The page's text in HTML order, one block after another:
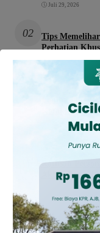
Juli 29, 2026
02
Tips
Perhatian
Lomba Line
Kotaku”
Desember 21, 2025
Ratusan
Akbar Dewa 19
Desember 15, 2025
05
Polres Brebes